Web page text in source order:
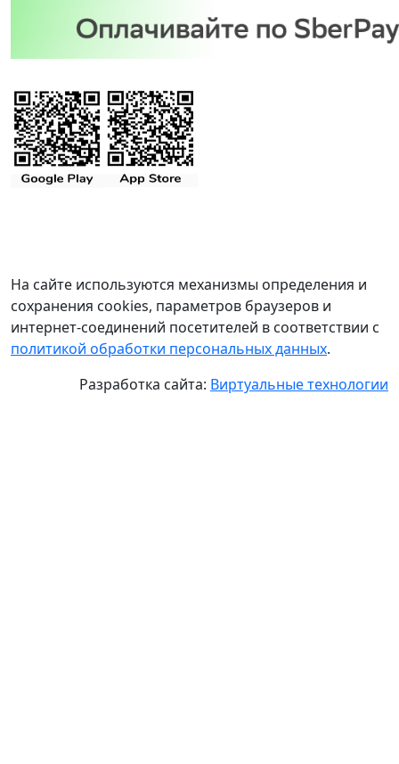
На сайте используются механизмы определения и
сохранения cookies, параметров браузеров и
интернет-соединений посетителей в соответствии с
политикой обработки персональных данных.
Разработка сайта: Виртуальные технологии